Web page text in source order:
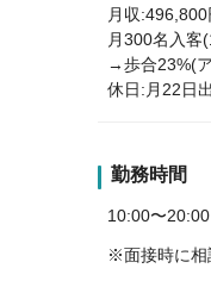
月収:496,800
月300名入客
→歩合23%(
休日:月22日
勤務時間
10:00〜20:00
※面接時に相